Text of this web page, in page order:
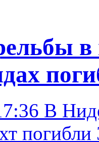
в
В
погибли